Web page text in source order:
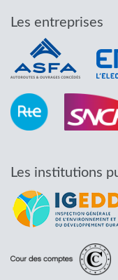
Les entreprises
Les institutions